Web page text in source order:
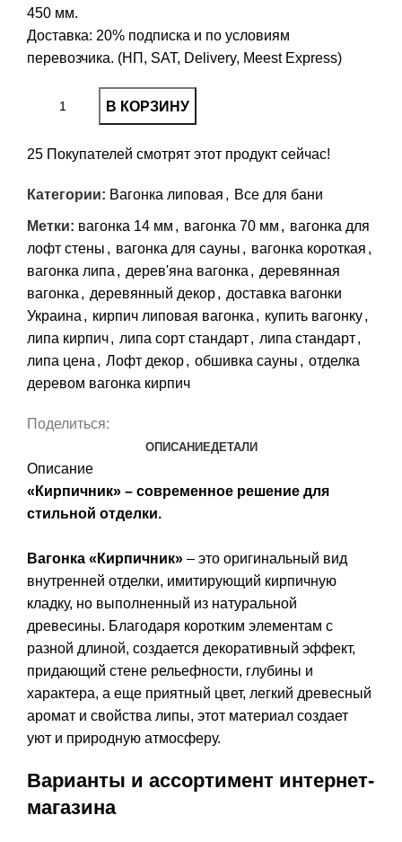
450 мм.
Доставка: 20% подписка и по условиям
перевозчика. (НП, SAT, Delivery, Meest Express)
В КОРЗИНУ
25 Покупателей смотрят этот продукт сейчас!
Категории: Вагонка липовая , Все для бани
Метки: вагонка 14 мм , вагонка 70 мм , вагонка для
лофт стены , вагонка для сауны , вагонка короткая ,
вагонка липа , дерев'яна вагонка , деревянная
вагонка , деревянный декор, доставка вагонки
Украина , кирпич липовая вагонка , купить вагонку,
липа кирпич, липа сорт стандарт, липа стандарт,
липа цена , Лофт декор, обшивка сауны , отделка
деревом вагонка кирпич
Поделиться:
ОПИСАНИЕДЕТАЛИ
Описание
«Кирпичник» – современное решение для
стильной отделки.
Вагонка «Кирпичник» – это оригинальный вид
внутренней отделки, имитирующий кирпичную
кладку, но выполненный из натуральной
древесины. Благодаря коротким элементам с
разной длиной, создается декоративный эффект,
придающий стене рельефности, глубины и
характера, а еще приятный цвет, легкий древесный
аромат и свойства липы, этот материал создает
уют и природную атмосферу.
Варианты и ассортимент интернет-
магазина